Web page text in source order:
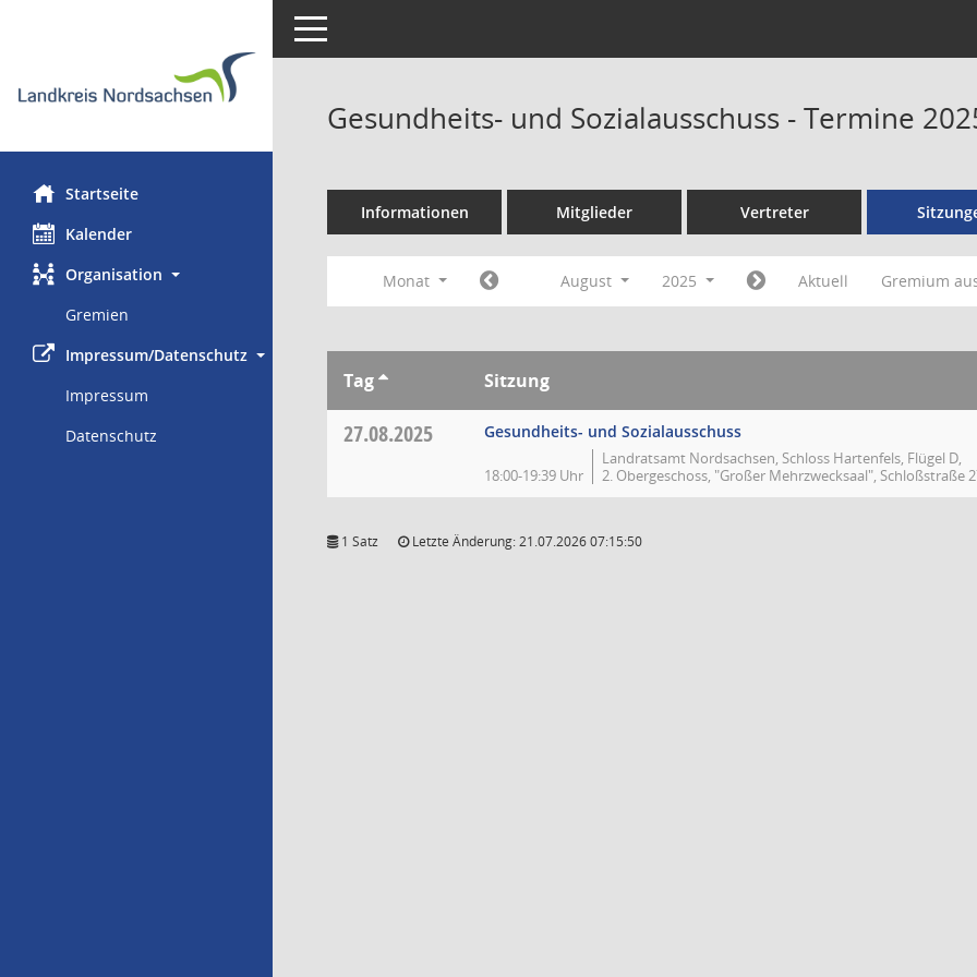
Startseite
Kalender
Organisation
Gremien
Impressum/Datenschutz
Impressum
Datenschutz
Toggle navigation
Gesundheits- und Sozialausschuss - Termine
Informationen Mitglieder Vertreter
Monat August 2025 Aktuell Gremium
Tag Sitzung
27.08.2025 Gesundheits- und Sozialausschuss
18:00-19:39 Uhr
Landratsamt Nordsachsen, Schloss Hartenfels, Flügel D,
2. Obergeschoss, "Großer Mehrzwecksaal", Schloßstraße
1 Satz Letzte Änderung: 21.07.2026 07:15:50